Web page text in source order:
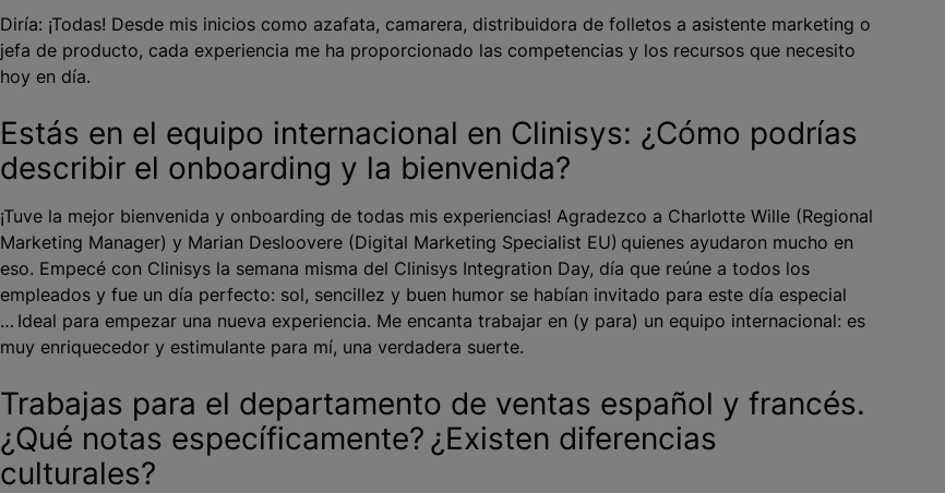
Diría: ¡Todas! Desde mis inicios como azafata, camarera, distribuidora de folletos a asistente marketing o
jefa de producto, cada experiencia me ha proporcionado las competencias y los recursos que necesito
hoy en día.
Estás en el equipo internacional en Clinisys: ¿Cómo podrías
describir el onboarding y la bienvenida?
¡Tuve la mejor bienvenida y onboarding de todas mis experiencias! Agradezco a Charlotte Wille (Regional
Marketing Manager) y Marian Desloovere (Digital Marketing Specialist EU) quienes ayudaron mucho en
eso. Empecé con Clinisys la semana misma del Clinisys Integration Day, día que reúne a todos los
empleados y fue un día perfecto: sol, sencillez y buen humor se habían invitado para este día especial
… Ideal para empezar una nueva experiencia. Me encanta trabajar en (y para) un equipo internacional: es
muy enriquecedor y estimulante para mí, una verdadera suerte.
Trabajas para el departamento de ventas español y francés.
¿Qué notas específicamente? ¿Existen diferencias
culturales?